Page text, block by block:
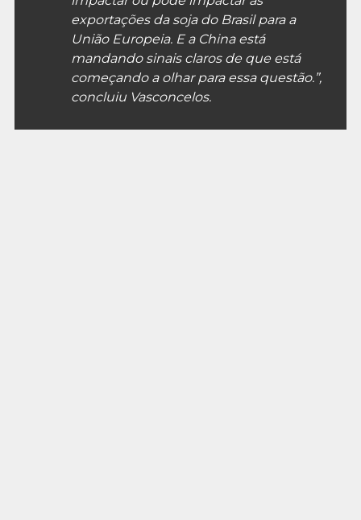
exportações da soja do Brasil para a
União Europeia. E a China está
mandando sinais claros de que está
começando a olhar para essa questão.”,
concluiu Vasconcelos.